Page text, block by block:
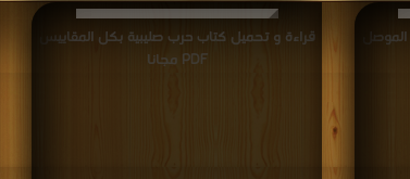
في
قراءة و تحميل كتاب حرب صليبية بكل المقاييس
PDF مجانا
الموصل